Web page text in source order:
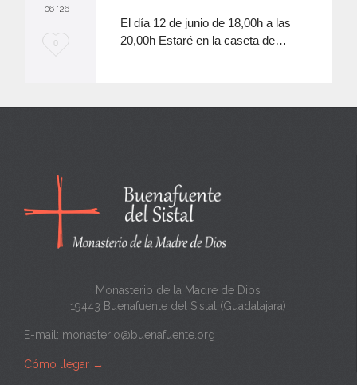
06 '26
M
a
0
El día 12 de junio de 18,00h a las
20,00h Estaré en la caseta de…
Monasterio de la Madre de Dios
19443 Buenafuente del Sistal (Guadalajara)
E-mail: monasterio@buenafuente.org
Cómo llegar →